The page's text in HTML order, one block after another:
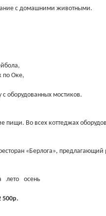
с домашними животными.
по Оке,
оборудованных мостиков.
пищи. Во всех коттеджах
«Берлога»,
лето осень
500р.